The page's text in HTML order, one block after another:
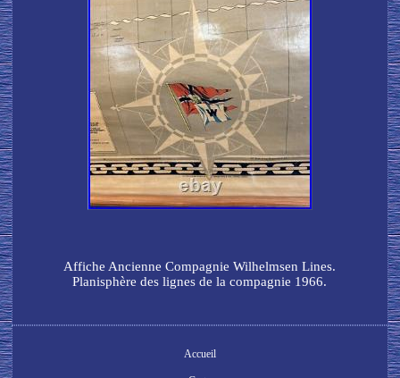
Affiche Ancienne Compagnie Wilhelmsen Lines.
Planisphère des lignes de la compagnie 1966.
Accueil